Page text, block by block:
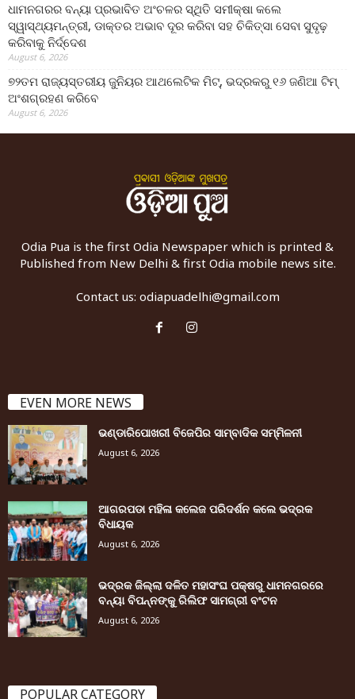
ଧାମନଗରର ବନ୍ୟା ପ୍ରଭାବିତ ଅଂଚଳର ସ୍ଥିତି ସମୀକ୍ଷା କଲେ
ସ୍ୱାସ୍ଥ୍ୟମନ୍ତ୍ରୀ, ଡାକ୍ତର ଅଭାବ ଦୂର କରିବା ସହ ଚିକିତ୍ସା ସେବା ସୁଦୃଢ଼
କରିବାକୁ ନିର୍ଦ୍ଦେଶ
August 6, 2026
୭୨ତମ ରାଜ୍ୟସ୍ତରୀୟ ଜୁନିୟର ଆଥଲେଟିକ ମିଟ୍‌, ଭଦ୍ରକରୁ ୧୬ ଜଣିଆ ଟିମ୍
ଅଂଶଗ୍ରହଣ କରିବେ
August 6, 2026
Odia Pua is the first Odia Newspaper which is printed &
Published from New Delhi & first Odia mobile news site.
Contact us: odiapuadelhi@gmail.com
EVEN MORE NEWS
ଭଣ୍ଡାରିପୋଖରୀ ବିଜେପିର ସାମ୍ବାଦିକ ସମ୍ମିଳନୀ
August 6, 2026
ଆଗରପଡା ମହିଳା କଲେଜ ପରିଦର୍ଶନ କଲେ ଭଦ୍ରକ
ବିଧାୟକ
August 6, 2026
ଭଦ୍ରକ ଜିଲ୍ଲା ଦଳିତ ମହାସଂଘ ପକ୍ଷରୁ ଧାମନଗରରେ
ବନ୍ୟା ବିପନ୍ନଙ୍କୁ ରିଲିଫ ସାମଗ୍ରୀ ବଂଟନ
August 6, 2026
POPULAR CATEGORY